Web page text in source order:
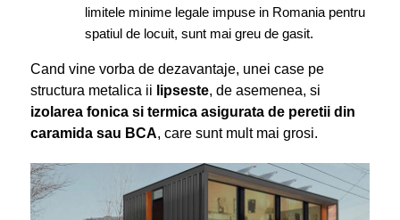
limitele minime legale impuse in Romania pentru
spatiul de locuit, sunt mai greu de gasit.
Cand vine vorba de dezavantaje, unei case pe
structura metalica ii lipseste, de asemenea, si
izolarea fonica si termica asigurata de peretii din
caramida sau BCA, care sunt mult mai grosi.